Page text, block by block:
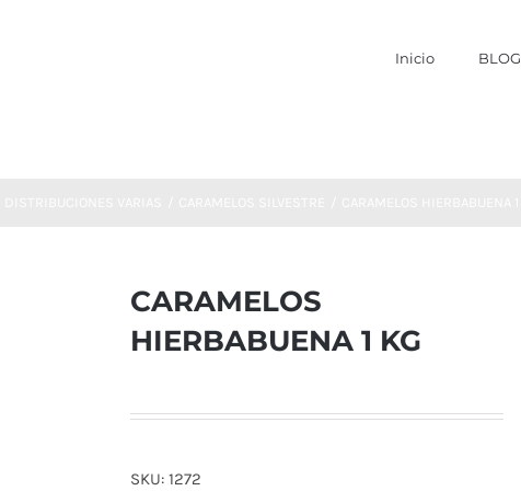
Inicio BLOG
CARAMELOS
HIERBABUENA 1 KG
SKU: 1272